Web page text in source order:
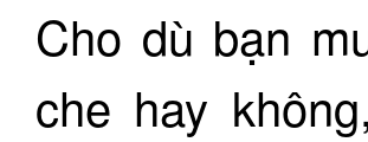
Cho dù bạn
che hay